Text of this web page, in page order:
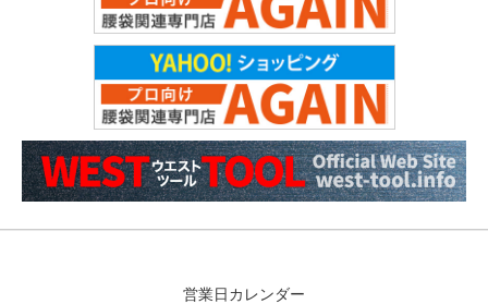
営業日カレンダー